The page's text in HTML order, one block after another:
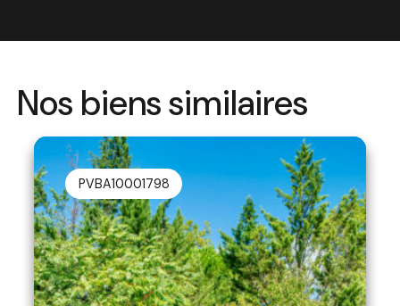
Nos biens similaires
PVBA10001798